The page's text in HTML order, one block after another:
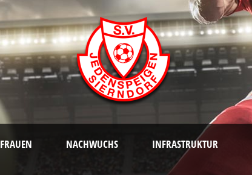
FRAUEN NACHWUCHS INFRASTRUKTUR